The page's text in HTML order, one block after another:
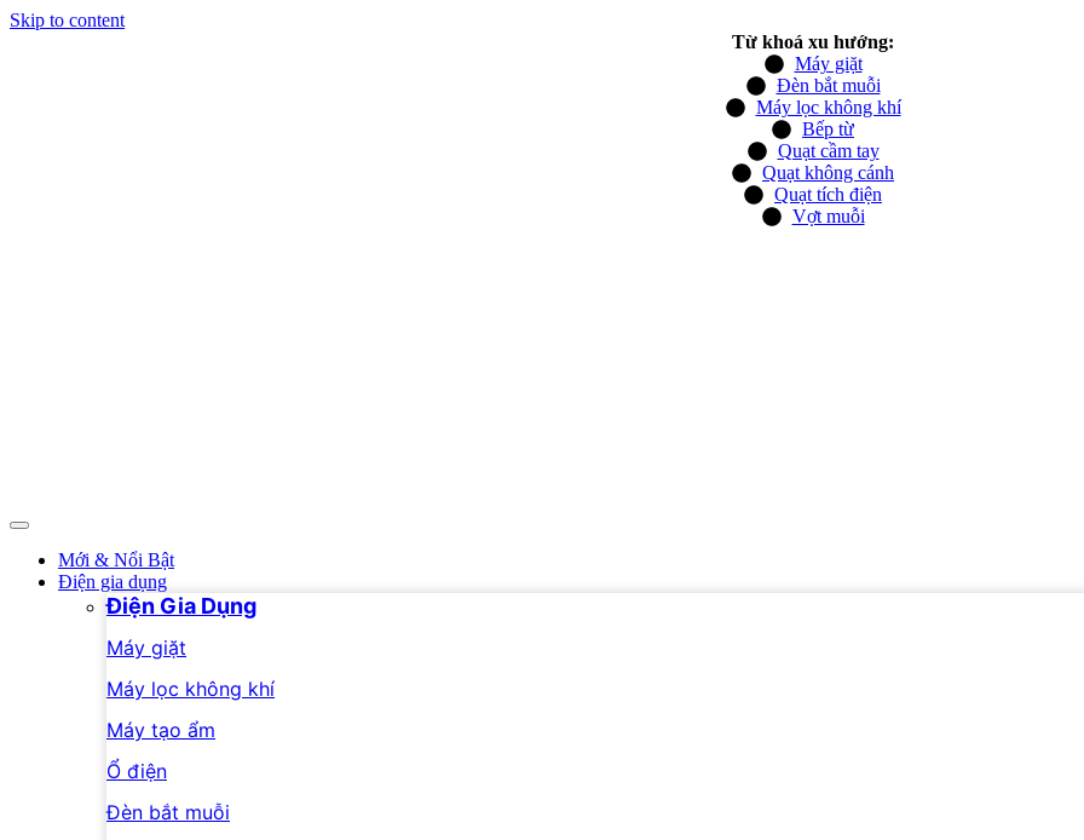
Skip to content
Từ khoá xu hướng:
Máy giặt
Đèn bắt muỗi
Máy lọc không khí
Bếp từ
Quạt cầm tay
Quạt không cánh
Quạt tích điện
Vợt muỗi
Mới & Nổi Bật
Điện gia dụng
Điện Gia Dụng
Máy giặt
Máy lọc không khí
Máy tạo ẩm
Ổ điện
Đèn bắt muỗi